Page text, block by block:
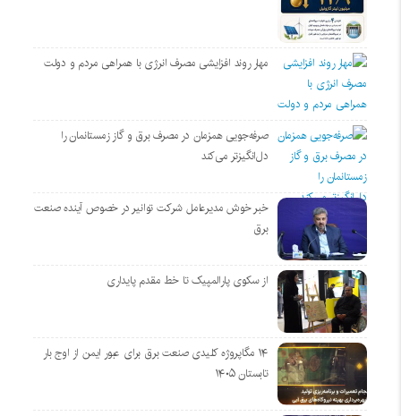
مهار روند افزایشی مصرف انرژی با همراهی مردم و دولت
صرفه‌جویی همزمان در مصرف برق و گاز زمستانمان را
دل‌انگیزتر می‌کند
خبر خوش مدیرعامل شرکت توانیر در خصوص آینده صنعت
برق
از سکوی پارالمپیک تا خط مقدم پایداری
۱۴ مگاپروژه‌ کلیدی صنعت برق برای عبور ایمن از اوج بار
تابستان ۱۴۰۵